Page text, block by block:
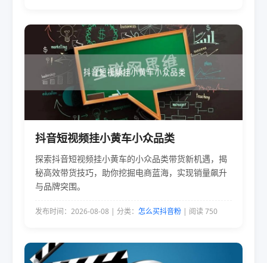
抖音短视频挂小黄车小众品类
探索抖音短视频挂小黄车的小众品类带货新机遇，揭
秘高效带货技巧，助你挖掘电商蓝海，实现销量飙升
与品牌突围。
发布时间：2026-08-08 | 分类： 怎么买抖音粉 | 阅读 750